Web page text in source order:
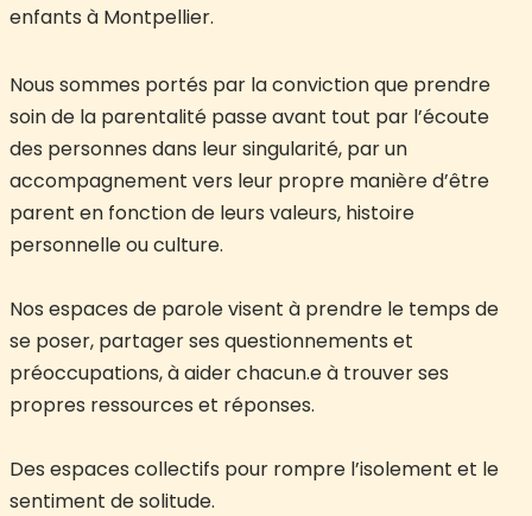
enfants à Montpellier.
Nous sommes portés par la conviction que prendre
soin de la parentalité passe avant tout par l’écoute
des personnes dans leur singularité, par un
accompagnement vers leur propre manière d’être
parent en fonction de leurs valeurs, histoire
personnelle ou culture.
Nos espaces de parole visent à prendre le temps de
se poser, partager ses questionnements et
préoccupations, à aider chacun.e à trouver ses
propres ressources et réponses.
Des espaces collectifs pour rompre l’isolement et le
sentiment de solitude.